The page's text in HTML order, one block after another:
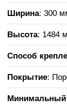
Ширина: 300
Высота: 1484
Способ
Покрытие:
Минимальный